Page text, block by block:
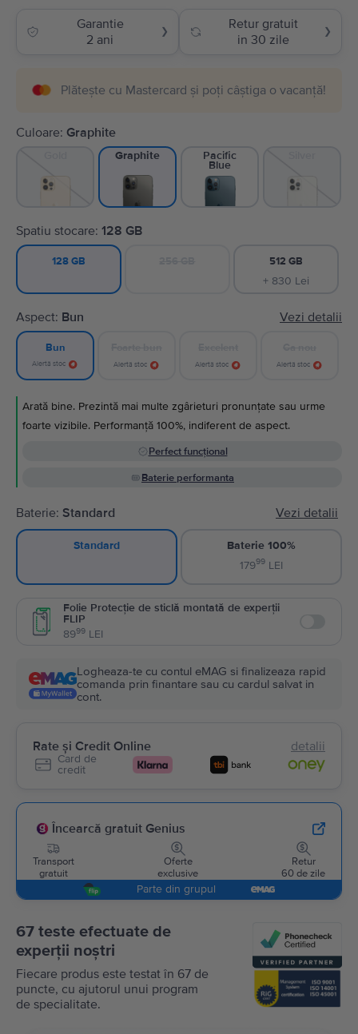
Garantie
2 ani
❯
Retur gratuit
in 30 zile
❯
Plătește cu Mastercard și poți câștiga o vacanță!
Culoare: Graphite
Graphite Pacific
Blue
Spatiu stocare: 128 GB
128 GB 512 GB
+ 830 Lei
Aspect: Bun Vezi detalii
Bun
Alertă stoc Alertă stoc Alertă stoc Alertă stoc
Arată bine. Prezintă mai multe zgârieturi pronunțate sau urme
foarte vizibile. Performanță 100%, indiferent de aspect.
Perfect funcțional
Baterie performanta
Baterie: Standard Vezi detalii
Standard
Baterie 100%
17999 LEI
Folie Protecție de sticlă montată de experții
FLIP
8999 LEI
Logheaza-te cu contul eMAG si finalizeaza rapid
comanda prin finantare sau cu cardul salvat in
cont.
Rate și Credit Online detalii
Card de
credit
Încearcă gratuit Genius
Transport
gratuit
Oferte
exclusive
Retur
60 de zile
Parte din grupul
67 teste efectuate de
experții noștri
Fiecare produs este testat în 67 de
puncte, cu ajutorul unui program
de specialitate.